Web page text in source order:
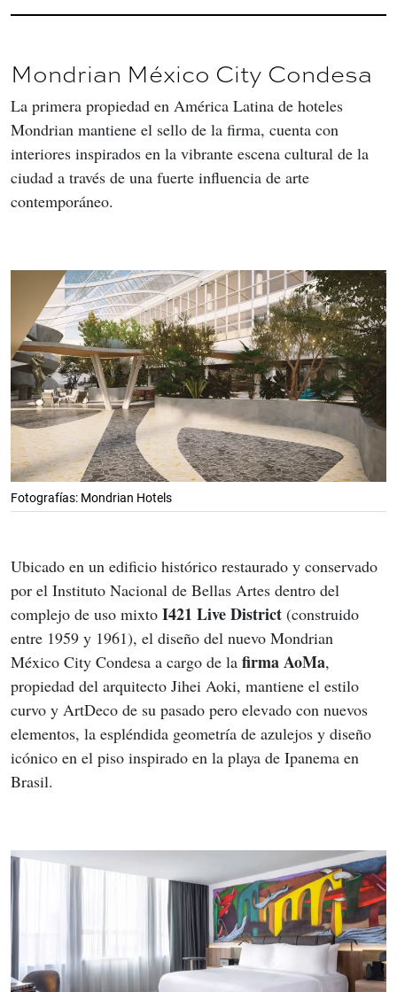
Mondrian México City Condesa
La primera propiedad en América Latina de hoteles
Mondrian mantiene el sello de la firma, cuenta con
interiores inspirados en la vibrante escena cultural de la
ciudad a través de una fuerte influencia de arte
contemporáneo.
Fotografías: Mondrian Hotels
Ubicado en un edificio histórico restaurado y conservado
por el Instituto Nacional de Bellas Artes dentro del
complejo de uso mixto I421 Live District (construido
entre 1959 y 1961), el diseño del nuevo Mondrian
México City Condesa a cargo de la firma AoMa,
propiedad del arquitecto Jihei Aoki, mantiene el estilo
curvo y ArtDeco de su pasado pero elevado con nuevos
elementos, la espléndida geometría de azulejos y diseño
icónico en el piso inspirado en la playa de Ipanema en
Brasil.